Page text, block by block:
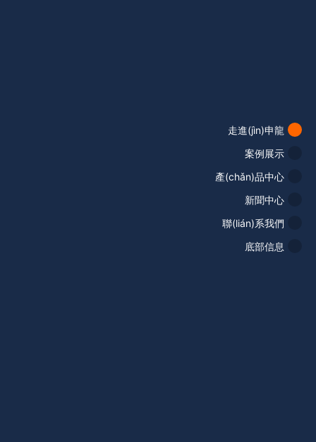
走進(jìn)申龍
案例展示
產(chǎn)品中心
新聞中心
聯(lián)系我們
底部信息